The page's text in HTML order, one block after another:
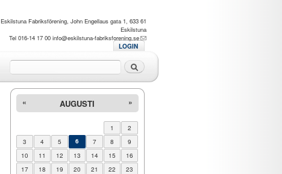
Eskilstuna Fabriksförening, John Engellaus gata 1, 633 61
Eskilstuna
Tel 016-14 17 00 info@eskilstuna-fabriksforening.se
Sök
LOGIN
AUGUSTI
« »
1
2
3
4 5 6 7 8
9
10
11 12 13 14 15
16
17
18 19 20 21 22
23